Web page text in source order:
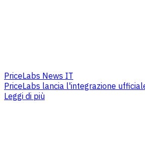
PriceLabs News IT
PriceLabs lancia l'integrazione
Leggi di più